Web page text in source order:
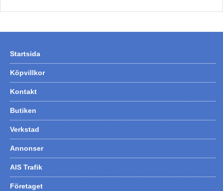
Begagnade Motorer & Båtar
Startsida
Köpvillkor
Kontakt
Butiken
Verkstad
Annonser
AIS Trafik
Företaget